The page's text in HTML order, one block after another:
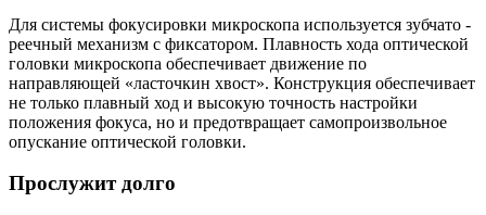
Для системы фокусировки микроскопа используется зубчато -
реечный механизм с фиксатором. Плавность хода оптической
головки микроскопа обеспечивает движение по
направляющей «ласточкин хвост». Конструкция обеспечивает
не только плавный ход и высокую точность настройки
положения фокуса, но и предотвращает самопроизвольное
опускание оптической головки.
Прослужит долго